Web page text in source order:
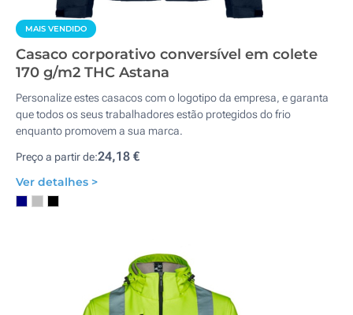
MAIS VENDIDO
Casaco corporativo conversível em colete
170 g/m2 THC Astana
Personalize estes casacos com o logotipo da empresa, e garanta
que todos os seus trabalhadores estão protegidos do frio
enquanto promovem a sua marca.
Preço a partir de:24,18 €
Ver detalhes >